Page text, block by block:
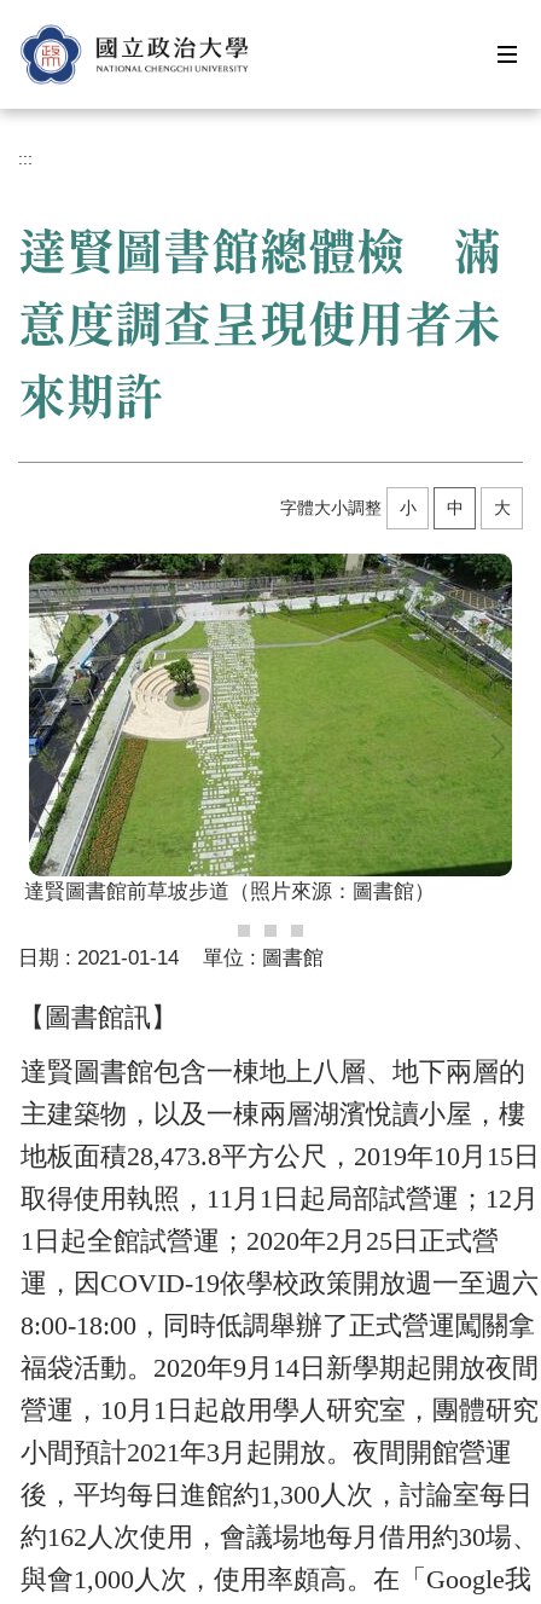
到
主
內
區
:::
達賢圖書館總體檢 滿
意度調查呈現使用者未
來期許
字體大小調整 小 中 大
達賢圖書館前草坡步道（照片來源：圖書館）
日期 : 2021-01-14 單位 : 圖書館
【圖書館訊】
達賢圖書館包含一棟地上八層、地下兩層的
主建築物，以及一棟兩層湖濱悅讀小屋，樓
地板面積28,473.8平方公尺， 2019年10月 15日
取得使用執照， 11 月 1 日起局部試營運； 12 月
1 日起全館試營運； 2020年2 月 25日正式營
運，因 COVID-19依學校政策開放週一至週六
8:00-18:00 ，同時低調舉辦了正式營運闖關拿
福袋活動。 2020年9 月 14日新學期起開放夜間
營運， 10月 1 日起啟用學人研究室，團體研究
小間預計2021年3 月起開放。夜間開館營運
後，平均每日進館約1,300 人次，討論室每日
約162 人次使用，會議場地每月借用約30場、
與會1,000 人次，使用率頗高。在「 Google我